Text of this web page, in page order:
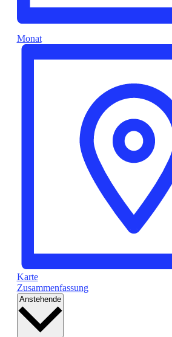
Monat
Karte
Zusammenfassung
Anstehende Datum